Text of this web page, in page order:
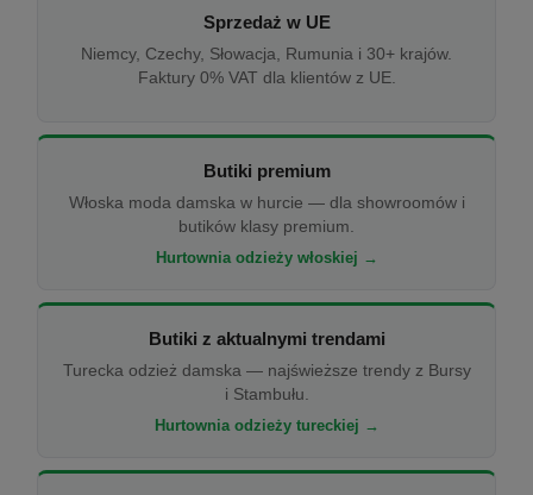
Sprzedaż w UE
Niemcy, Czechy, Słowacja, Rumunia i 30+ krajów.
Faktury 0% VAT dla klientów z UE.
Butiki premium
Włoska moda damska w hurcie — dla showroomów i
butików klasy premium.
Hurtownia odzieży włoskiej →
Butiki z aktualnymi trendami
Turecka odzież damska — najświeższe trendy z Bursy
i Stambułu.
Hurtownia odzieży tureckiej →